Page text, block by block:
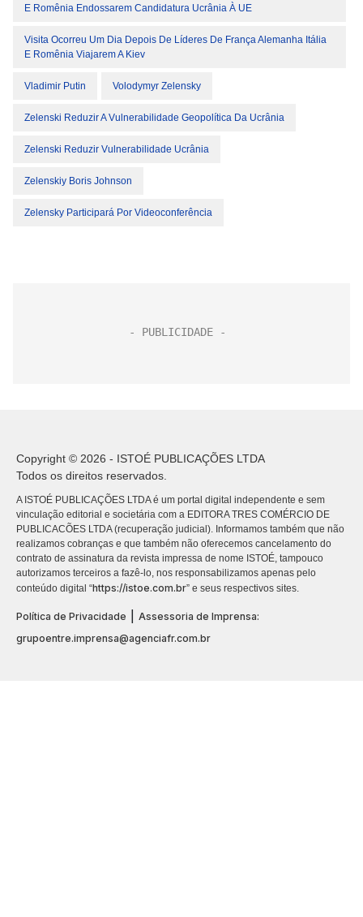
E Romênia Endossarem Candidatura Ucrânia À UE
Visita Ocorreu Um Dia Depois De Líderes De França Alemanha Itália
E Romênia Viajarem A Kiev
Vladimir Putin Volodymyr Zelensky
Zelenski Reduzir A Vulnerabilidade Geopolítica Da Ucrânia
Zelenski Reduzir Vulnerabilidade Ucrânia
Zelenskiy Boris Johnson
Zelensky Participará Por Videoconferência
Copyright © 2026 - ISTOÉ PUBLICAÇÕES LTDA
Todos os direitos reservados.
A ISTOÉ PUBLICAÇÕES LTDA é um portal digital independente e sem
vinculação editorial e societária com a EDITORA TRES COMÉRCIO DE
PUBLICACÕES LTDA (recuperação judicial). Informamos também que não
realizamos cobranças e que também não oferecemos cancelamento do
contrato de assinatura da revista impressa de nome ISTOÉ, tampouco
autorizamos terceiros a fazê-lo, nos responsabilizamos apenas pelo
conteúdo digital “https://istoe.com.br” e seus respectivos sites.
Política de Privacidade
Assessoria de Imprensa:
grupoentre.imprensa@agenciafr.com.br